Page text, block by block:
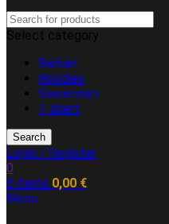
Select category
Barbari
Hoodies
Sweatshirt
T-shert
Search
Login / Register
0
0 items 0,00 €
Menu